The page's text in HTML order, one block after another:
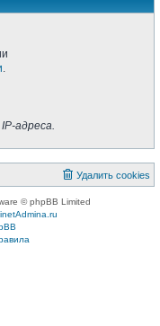
.
адреса.
Удалить cookies
© phpBB Limited